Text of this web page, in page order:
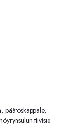
päätöskappale,
tiiviste